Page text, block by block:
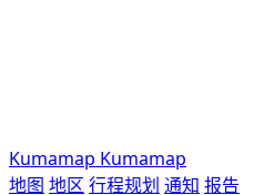
Kumamap Kumamap
地图 地区 行程规划 通知 报告